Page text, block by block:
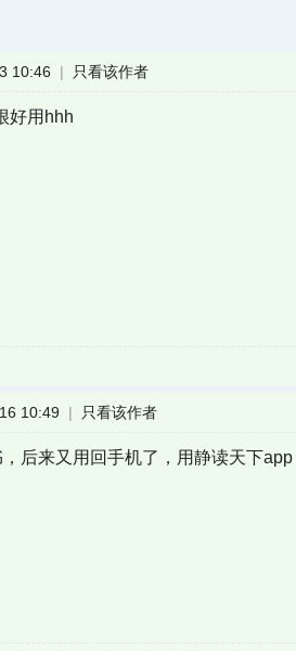
10:46 | 只看该作者
好用hhh
10:49 | 只看该作者
后来又用回手机了，用静读天下app